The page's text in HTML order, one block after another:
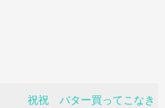
祝祝 バター買ってこなき